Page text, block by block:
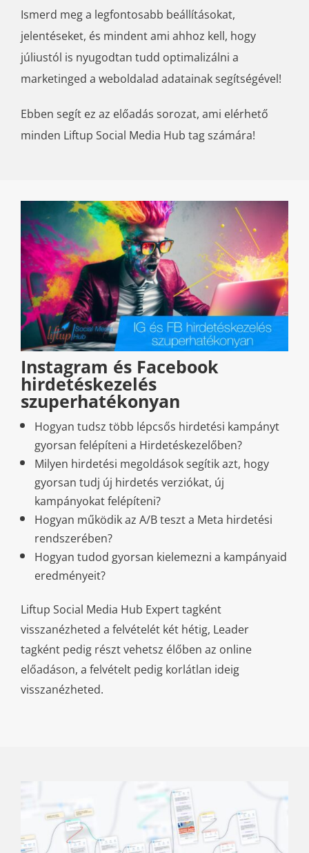
Ismerd meg a legfontosabb beállításokat,
jelentéseket, és mindent ami ahhoz kell, hogy
júliustól is nyugodtan tudd optimalizálni a
marketinged a weboldalad adatainak segítségével!
Ebben segít ez az előadás sorozat, ami elérhető
minden Liftup Social Media Hub tag számára!
Instagram és Facebook
hirdetéskezelés
szuperhatékonyan
Hogyan tudsz több lépcsős hirdetési kampányt
gyorsan felépíteni a Hirdetéskezelőben?
Milyen hirdetési megoldások segítik azt, hogy
gyorsan tudj új hirdetés verziókat, új
kampányokat felépíteni?
Hogyan működik az A/B teszt a Meta hirdetési
rendszerében?
Hogyan tudod gyorsan kielemezni a kampányaid
eredményeit?
Liftup Social Media Hub Expert tagként
visszanézheted a felvételét két hétig, Leader
tagként pedig részt vehetsz élőben az online
előadáson, a felvételt pedig korlátlan ideig
visszanézheted.